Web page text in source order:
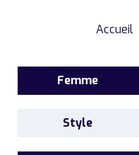
Accueil
Femme
Style